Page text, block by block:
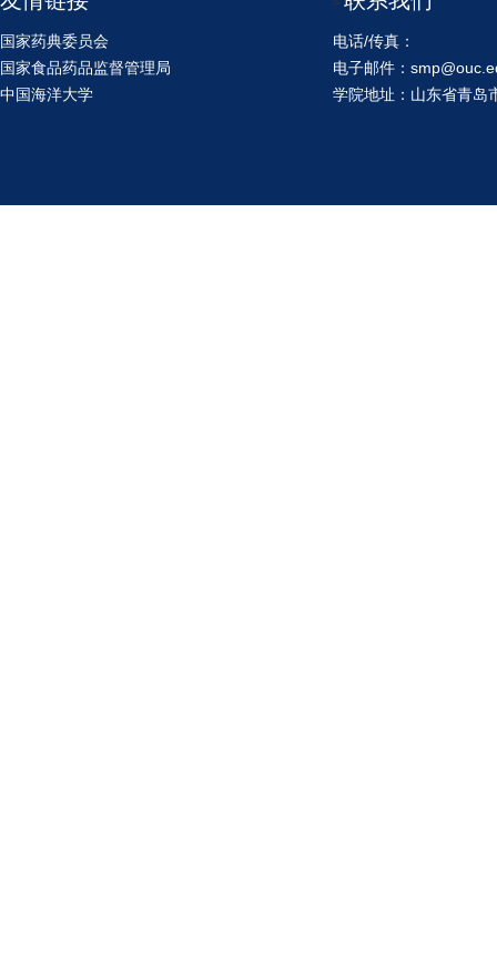
国家药典委员会
国家食品药品监督管理局
中国海洋大学
>
电话/传真：
电子邮件：
学院地址：山东省青岛